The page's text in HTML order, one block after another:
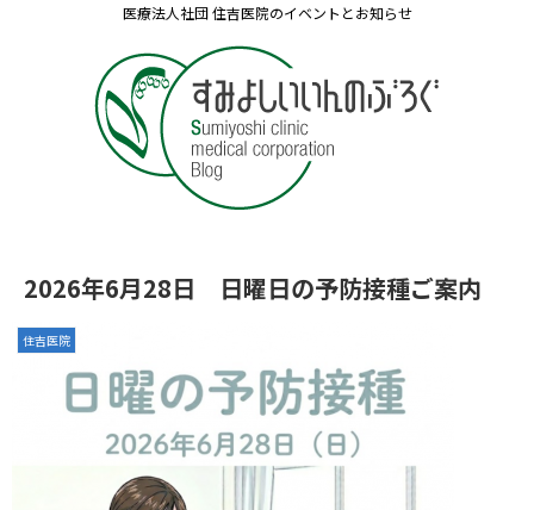
医療法人社団 住吉医院のイベントとお知らせ
2026年6月28日 日曜日の予防接種ご案内
住吉医院